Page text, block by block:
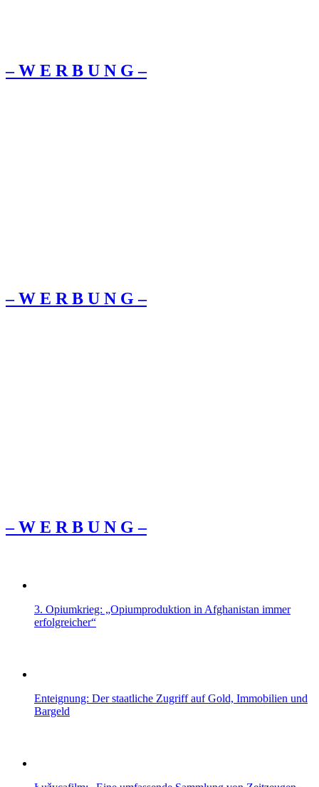
– W Ε R Β U Ν G –
– W Ε R Β U Ν G –
– W Ε R Β U Ν G –
3. Opiumkrieg: „Opiumproduktion in Afghanistan immer
erfolgreicher“
Enteignung: Der staatliche Zugriff auf Gold, Immobilien und
Bargeld